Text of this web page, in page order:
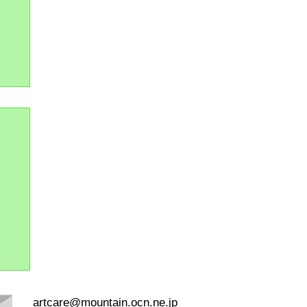
artcare@mountain.ocn.ne.jp